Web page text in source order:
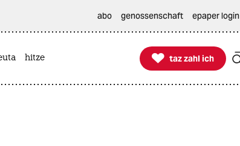
abo genossenschaft epaper login
hitze 
taz zahl ich
taz zahl ich